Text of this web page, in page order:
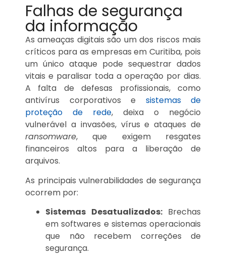
Falhas de segurança
da informação
As ameaças digitais são um dos riscos mais
críticos para as empresas em Curitiba, pois
um único ataque pode sequestrar dados
vitais e paralisar toda a operação por dias.
A falta de defesas profissionais, como
antivírus corporativos e sistemas de
proteção de rede, deixa o negócio
vulnerável a invasões, vírus e ataques de
ransomware, que exigem resgates
financeiros altos para a liberação de
arquivos.
As principais vulnerabilidades de segurança
ocorrem por:
Sistemas Desatualizados:Brechas
em softwares e sistemas operacionais
que não recebem correções de
segurança.